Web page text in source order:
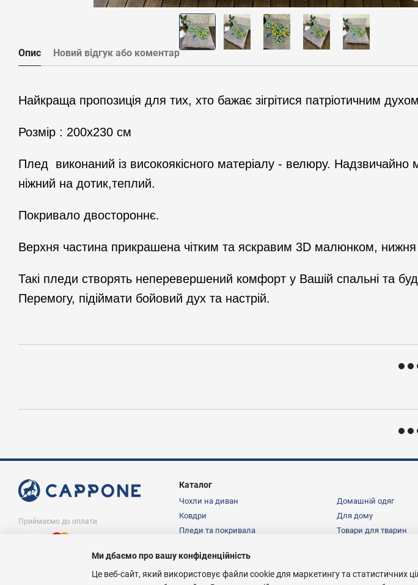
Опис Новий відгук або коментар
Найкраща пропозиція для тих, хто бажає зігрітися патріотичним
Розмір : 200x230 см
Плед виконаний із високоякісного матеріалу - велюру. Надзвичайно
ніжний на дотик,теплий.
Покривало двостороннє.
Верхня частина прикрашена чітким та яскравим 3D малюнком,
Такі пледи створять неперевершений комфорт у Вашій спальні та
Перемогу, підіймати бойовий дух та настрій.
Приймаємо до оплати
© Інтернет магазин Cappone.in.ua, 1997-
Каталог
Чохли на диван
Ковдри
Пледи та покривала
Постільна білизна
Домашній одяг
Для дому
Товари для тварин
Ми дбаємо про вашу конфіденційність
Це веб-сайт, який використовує файли cookie для маркетингу та статистичних